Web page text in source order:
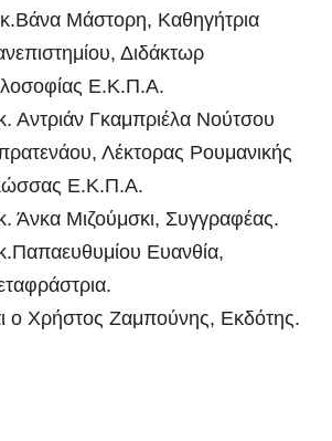
Μάστορη, Καθηγήτρια
Διδάκτωρ
Ε.Κ.Π.Α.
Αντριάν Γκαμπριέλα Νούτσου
Λέκτορας Ρουμανικής
Ε.Κ.Π.Α.
Άνκα Μιζούμσκι, Συγγραφέας.
Ευανθία,
ο Χρήστος Ζαμπούνης, Εκδότης.